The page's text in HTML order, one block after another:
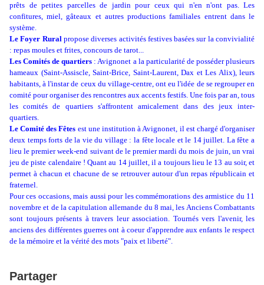
prêts de petites parcelles de jardin pour ceux qui n'en n'ont pas. Les
confitures, miel, gâteaux et autres productions familiales entrent dans le
système.
Le Foyer Ruralpropose diverses activités festives basées sur la convivialité
: repas moules et frites, concours de tarot...
Les Comités de quartiers : Avignonet a la particularité de posséder plusieurs
hameaux (Saint-Assiscle, Saint-Brice, Saint-Laurent, Dax et Les Alix), leurs
habitants, à l'instar de ceux du village-centre, ont eu l'idée de se regrouper en
comité pour organiser des rencontres aux accents festifs. Une fois par an, tous
les comités de quartiers s'affrontent amicalement dans des jeux inter-
quartiers.
Le Comité des Fêtes est une institution à Avignonet, il est chargé d'organiser
deux temps forts de la vie du village : la fête locale et le 14 juillet. La fête a
lieu le premier week-end suivant de le premier mardi du mois de juin, un vrai
jeu de piste calendaire ! Quant au 14 juillet, il a toujours lieu le 13 au soir, et
permet à chacun et chacune de se retrouver autour d'un repas républicain et
fraternel.
Pour ces occasions, mais aussi pour les commémorations des armistice du 11
novembre et de la capitulation allemande du 8 mai, les Anciens Combattants
sont toujours présents à travers leur association. Tournés vers l'avenir, les
anciens des différentes guerres ont à coeur d'apprendre aux enfants le respect
de la mémoire et la vérité des mots "paix et liberté".
Partager